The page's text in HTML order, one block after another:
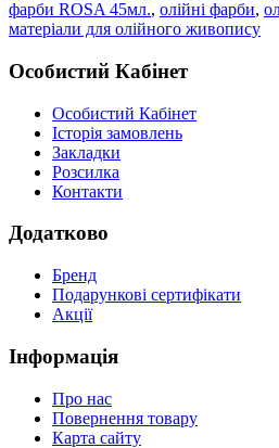
фарби ROSA 45мл., олійні фарби,
матеріали для олійного живопису
Особистий Кабінет
Особистий Кабінет
Історія замовлень
Закладки
Розсилка
Контакти
Додатково
Бренд
Подарункові сертифікати
Акції
Інформація
Про нас
Повернення товару
Карта сайту